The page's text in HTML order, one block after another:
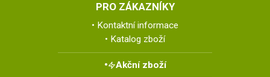
PRO ZÁKAZNÍKY
Kontaktní informace
Katalog zboží
Akční zboží